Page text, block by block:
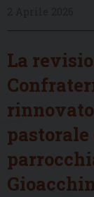
La